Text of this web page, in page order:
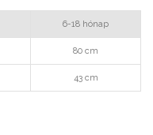
6-18 hónap
80 cm
43 cm